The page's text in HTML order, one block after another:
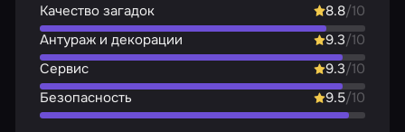
Качество загадок 8.8/10
Антураж и декорации
9.3/10
Сервис
9.3/10
Безопасность
9.5/10